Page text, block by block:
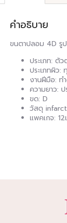
คำอธิบาย
ขนตาปลอม 4D รู
ประเภท: ตัว
ประเภทผิว:
งานฝีมือ: ท
ความยาว:
ขด: D
วัสดุ
แพคเกจ: